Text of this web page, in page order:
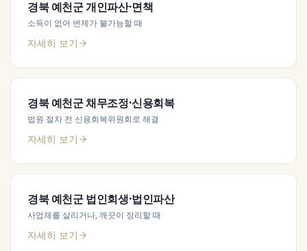
경북 예천군개인파산·면책
소득이 없어 변제가 불가능할 때
자세히 보기
경북 예천군채무조정·신용회복
법원 절차 전 신용회복위원회로 해결
자세히 보기
경북 예천군법인회생·법인파산
사업체를 살리거나, 깨끗이 정리할 때
자세히 보기